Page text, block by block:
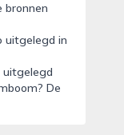
bronnen
uitgelegd in
uitgelegd
De